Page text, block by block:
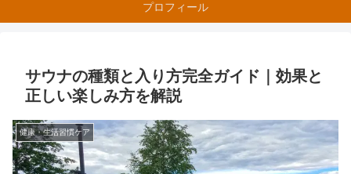
プロフィール
サウナの種類と入り方完全ガイド｜効果と
正しい楽しみ方を解説
健康・生活習慣ケア